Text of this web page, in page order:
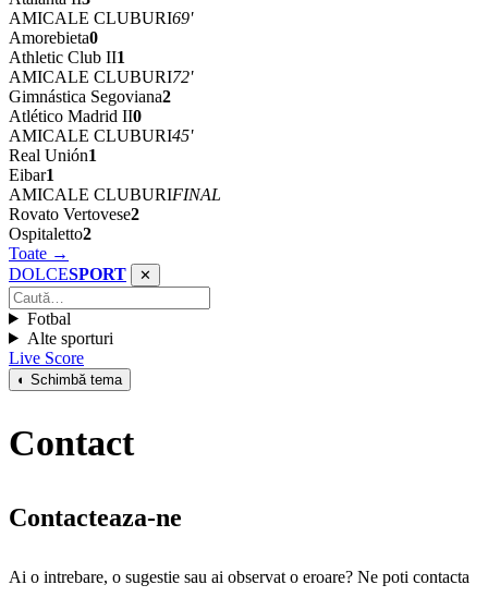
AMICALE CLUBURI69'
Amorebieta0
Athletic Club II1
AMICALE CLUBURI72'
Gimnástica Segoviana2
Atlético Madrid II0
AMICALE CLUBURI45'
Real Unión1
Eibar1
AMICALE CLUBURIFINAL
Rovato Vertovese2
Ospitaletto2
Toate →
DOLCESPORT ✕
Fotbal
Alte sporturi
Live Score
◐ Schimbă tema
Contact
Contacteaza-ne
Ai o intrebare, o sugestie sau ai observat o eroare? Ne poti contacta